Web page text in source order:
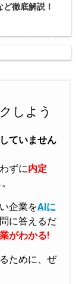
徹底解説！
しよう
ていません
ずに内定
企業をAIに
に答えるだ
がわかる!
ために、ぜ